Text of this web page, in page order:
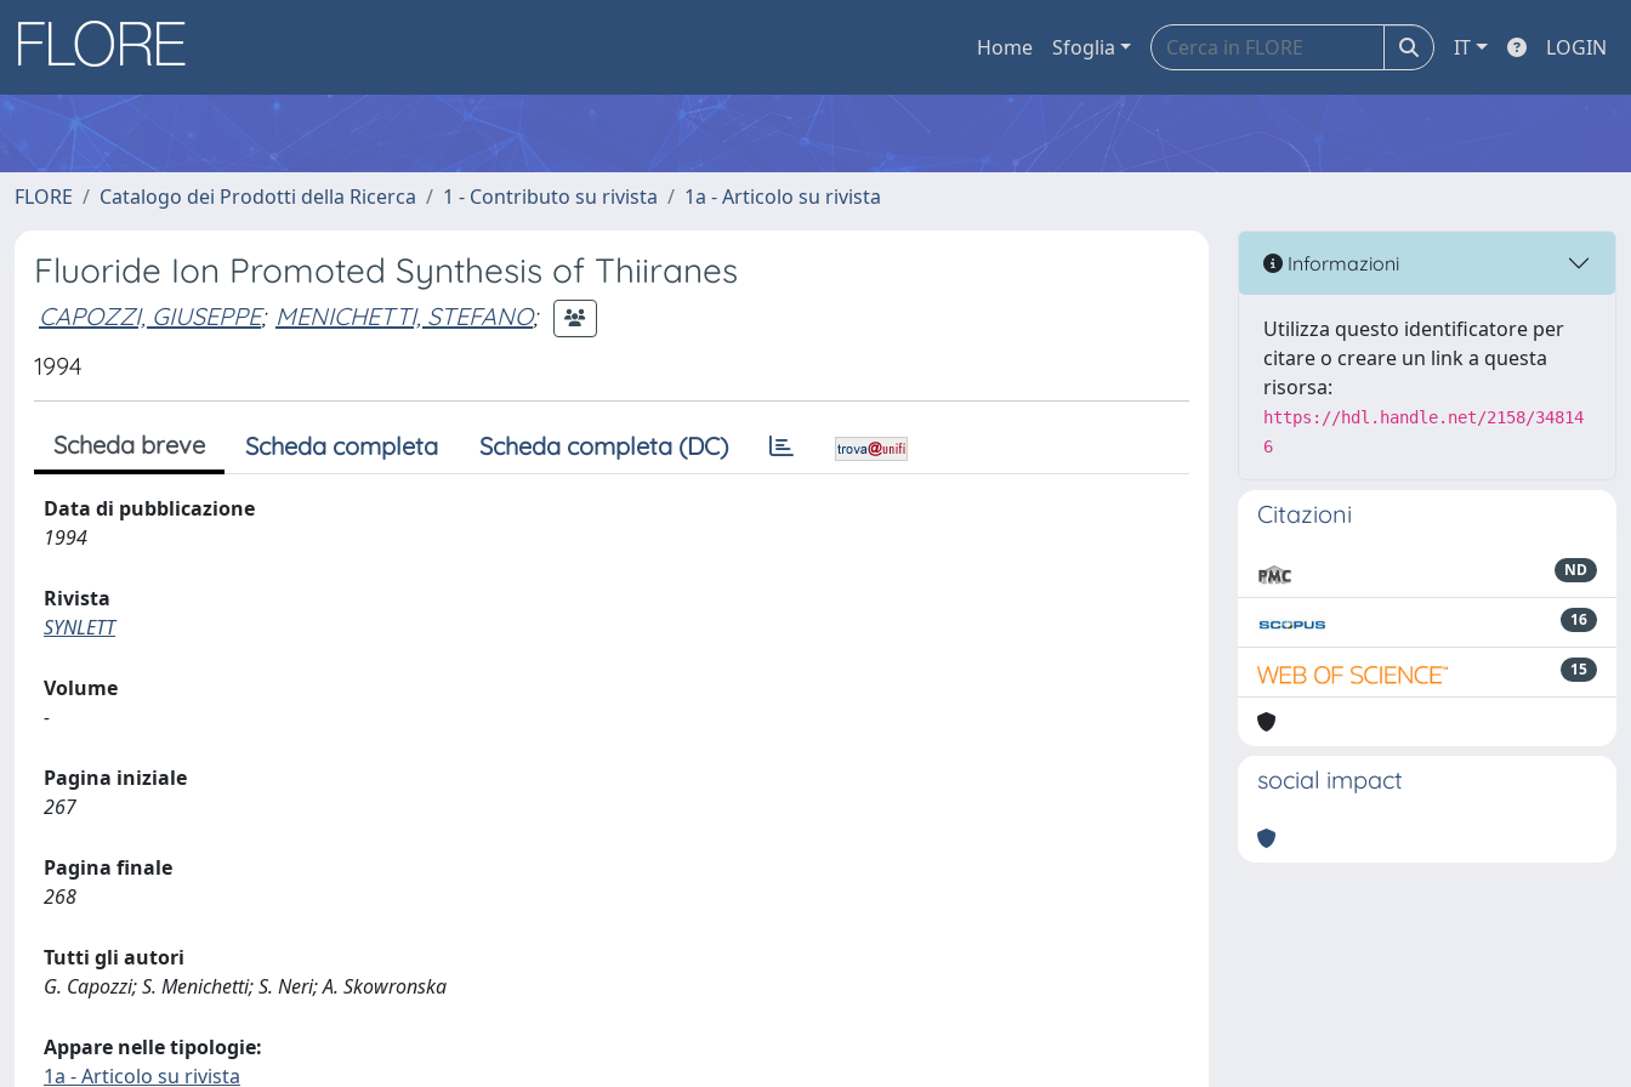
Home Sfoglia IT LOGIN
FLORE Catalogo dei Prodotti della Ricerca 1 - Contributo su rivista 1a - Articolo su rivista
Fluoride Ion Promoted Synthesis of Thiiranes
CAPOZZI, GIUSEPPE; MENICHETTI, STEFANO;
1994
Scheda breve Scheda completa Scheda completa (DC)
Data di pubblicazione
1994
Rivista
SYNLETT
Volume
-
Pagina iniziale
267
Pagina finale
268
Tutti gli autori
G. Capozzi; S. Menichetti; S. Neri; A. Skowronska
Appare nelle tipologie:
1a - Articolo su rivista
Informazioni
Utilizza questo identificatore per
citare o creare un link a questa
risorsa:
https://hdl.handle.net/2158/34814
6
Citazioni
ND
16
15
social impact